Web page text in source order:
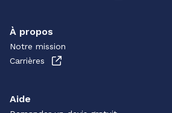
À propos
Notre mission
Carrières
Aide